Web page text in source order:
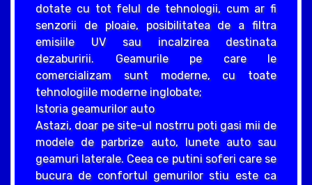
dotate cu tot felul de tehnologii, cum ar fi
senzorii de ploaie, posibilitatea de a filtra
emisiile UV sau incalzirea destinata
dezaburirii. Geamurile pe care le
comercializam sunt moderne, cu toate
tehnologiile moderne inglobate;
Istoria geamurilor auto
Astazi, doar pe site-ul nostrru poti gasi mii de
modele de parbrize auto, lunete auto sau
geamuri laterale. Ceea ce putini soferi care se
bucura de confortul gemurilor stiu este ca